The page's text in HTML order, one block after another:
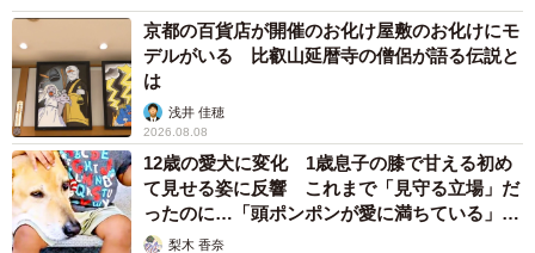
京都の百貨店が開催のお化け屋敷のお化けにモ
デルがいる 比叡山延暦寺の僧侶が語る伝説と
は
浅井 佳穂
2026.08.08
12歳の愛犬に変化 1歳息子の膝で甘える初め
て見せる姿に反響 これまで「見守る立場」だ
ったのに…「頭ポンポンが愛に満ちている」
「尊…」
梨木 香奈